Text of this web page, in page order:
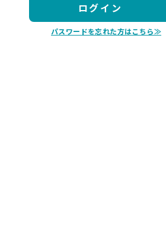
ログイン
パスワードを忘れた方はこちら≫